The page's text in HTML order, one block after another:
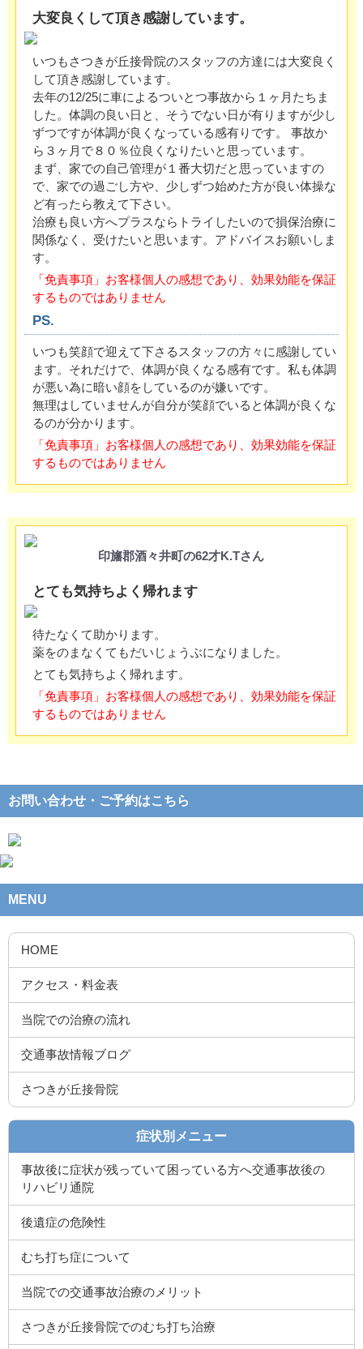
大変良くして頂き感謝しています。
いつもさつきが丘接骨院のスタッフの方達には大変良く
して頂き感謝しています。
去年の12/25に車によるついとつ事故から１ヶ月たちま
した。体調の良い日と、そうでない日が有りますが少し
ずつですが体調が良くなっている感有りです。 事故か
ら３ヶ月で８０％位良くなりたいと思っています。
まず、家での自己管理が１番大切だと思っていますの
で、家での過ごし方や、少しずつ始めた方が良い体操な
ど有ったら教えて下さい。
治療も良い方へプラスならトライしたいので損保治療に
関係なく、受けたいと思います。アドバイスお願いしま
す。
「免責事項」お客様個人の感想であり、効果効能を保証
するものではありません
PS.
いつも笑顔で迎えて下さるスタッフの方々に感謝してい
ます。それだけで、体調が良くなる感有です。私も体調
が悪い為に暗い顔をしているのが嫌いです。
無理はしていませんが自分が笑顔でいると体調が良くな
るのが分かります。
「免責事項」お客様個人の感想であり、効果効能を保証
するものではありません
印旛郡酒々井町の62才K.Tさん
とても気持ちよく帰れます
待たなくて助かります。
薬をのまなくてもだいじょうぶになりました。
とても気持ちよく帰れます。
「免責事項」お客様個人の感想であり、効果効能を保証
するものではありません
お問い合わせ・ご予約はこちら
MENU
症状別メニュー
事故後に症状が残っていて困っている方へ交通事故後の
リハビリ通院
後遺症の危険性
むち打ち症について
当院での交通事故治療のメリット
さつきが丘接骨院でのむち打ち治療